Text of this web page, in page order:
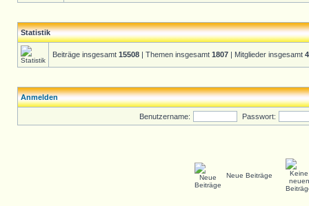
Statistik
Beiträge insgesamt 15508 | Themen insgesamt 1807 | Mitglieder insgesamt
Anmelden
Benutzername: Passwort:
Neue Beiträge